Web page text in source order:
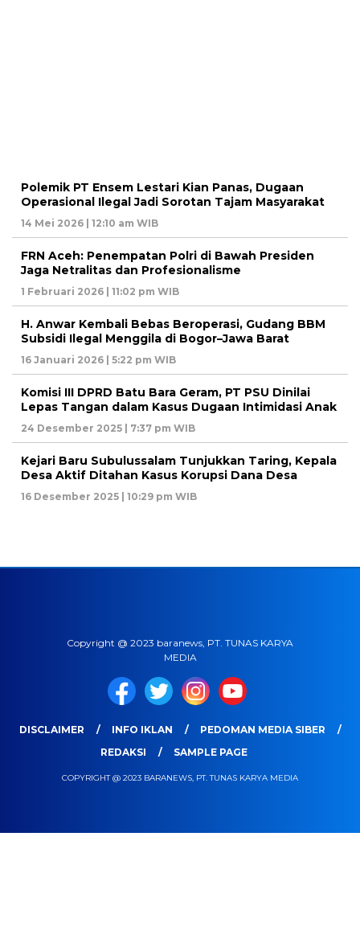
Polemik PT Ensem Lestari Kian Panas, Dugaan
Operasional Ilegal Jadi Sorotan Tajam Masyarakat
14 Mei 2026 | 12:10 am WIB
FRN Aceh: Penempatan Polri di Bawah Presiden
Jaga Netralitas dan Profesionalisme
1 Februari 2026 | 11:02 pm WIB
H. Anwar Kembali Bebas Beroperasi, Gudang BBM
Subsidi Ilegal Menggila di Bogor–Jawa Barat
16 Januari 2026 | 5:22 pm WIB
Komisi III DPRD Batu Bara Geram, PT PSU Dinilai
Lepas Tangan dalam Kasus Dugaan Intimidasi Anak
24 Desember 2025 | 7:37 pm WIB
Kejari Baru Subulussalam Tunjukkan Taring, Kepala
Desa Aktif Ditahan Kasus Korupsi Dana Desa
16 Desember 2025 | 10:29 pm WIB
Copyright @ 2023 baranews, PT. TUNAS KARYA
MEDIA
DISCLAIMER INFO IKLAN
PEDOMAN MEDIA SIBER
REDAKSI
SAMPLE PAGE
COPYRIGHT @ 2023 BARANEWS, PT. TUNAS KARYA MEDIA